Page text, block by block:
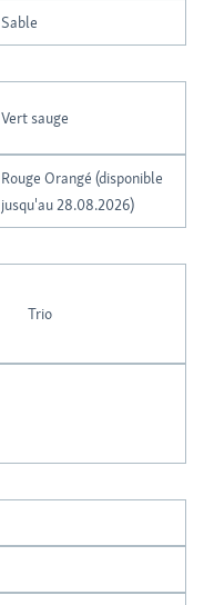
Sable
Vert sauge
Rouge Orangé (disponible
jusqu'au 28.08.2026)
Trio